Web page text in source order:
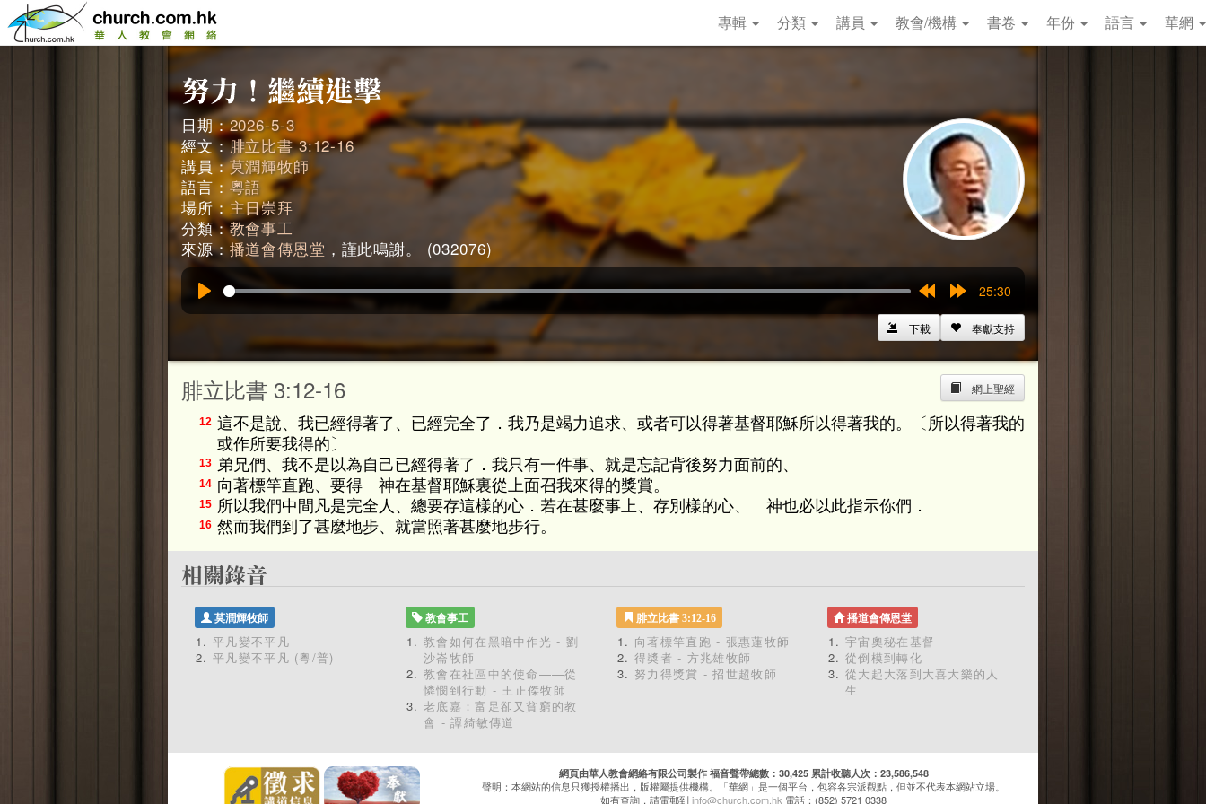
專輯 分類 講員 教會/機構 書卷 年份 語言 華網
日期：2026-5-3
經文：腓立比書 3:12-16
講員：莫潤輝牧師
語言：粵語
場所：主日崇拜
分類：教會事工
來源：播道會傳恩堂 ，謹此鳴謝。 (032076)
15s
15s
25:30
奉獻支持
下載
網上聖經
腓立比書 3:12-16
12 這不是說、我已經得著了、已經完全了．我乃是竭力追求、或者可以得著基督耶穌所以得著我的。〔所以得著我的
或作所要我得的〕
13 弟兄們、我不是以為自己已經得著了．我只有一件事、就是忘記背後努力面前的、
14 向著標竿直跑、要得 神在基督耶穌裏從上面召我來得的獎賞。
15 所以我們中間凡是完全人、總要存這樣的心．若在甚麼事上、存別樣的心、 神也必以此指示你們．
16 然而我們到了甚麼地步、就當照著甚麼地步行。
莫潤輝牧師
平凡變不平凡
平凡變不平凡 (粵/普)
教會事工
教會如何在黑暗中作光 - 劉
沙崙牧師
教會在社區中的使命——從
憐憫到行動 - 王正傑牧師
老底嘉：富足卻又貧窮的教
會 - 譚綺敏傳道
腓立比書 3:12-16
向著標竿直跑 - 張惠蓮牧師
得奬者 - 方兆雄牧師
努力得獎賞 - 招世超牧師
播道會傳恩堂
宇宙奧秘在基督
從倒模到轉化
從大起大落到大喜大樂的人
生
網頁由華人教會網絡有限公司製作 福音聲帶總數：30,425 累計收聽人次：23,586,548
聲明：本網站的信息只獲授權播出，版權屬提供機構。「華網」是一個平台，包容各宗派觀點，但並不代表本網站立場。
如有查詢，請電郵到info@church.com.hk 電話：(852) 5721 0338